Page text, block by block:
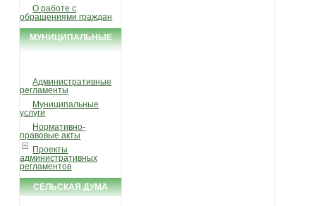
О работе с
обращениями граждан
МУНИЦИПАЛЬНЫЕ
Административные
регламенты
Муниципальные
услуги
Нормативно-
правовые акты
Проекты
административных
регламентов
СЕЛЬСКАЯ ДУМА